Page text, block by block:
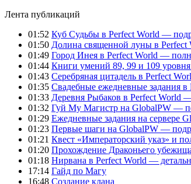
Лента публикаций
01:52 Куб Судьбы в Perfect World —
01:50 Долина священной луны в
01:49 Город Инея в Perfect World —
01:44 Книги умений 89, 99 и 109
01:43 Серебряная цитадель в Perfect
01:35 Свадебные ежедневные задания
01:33 Деревня Рыбаков в Perfect World
01:32 Гуй Му Магистр на GlobalPW —
01:29 Ежедневные задания на сервере
01:23 Первые шаги на GlobalPW —
01:21 Квест «Императорский указ» и
01:20 Прохождение Драконьего
01:18 Нирвана в Perfect World —
17:14 Гайд по Магу
16:48 Создание клана